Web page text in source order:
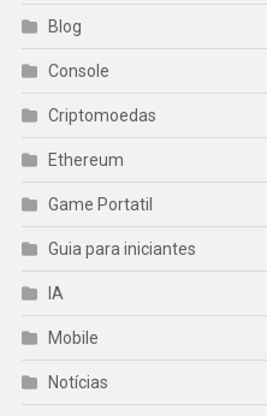
Blog
Console
Criptomoedas
Ethereum
Game Portatil
Guia para iniciantes
IA
Mobile
Notícias